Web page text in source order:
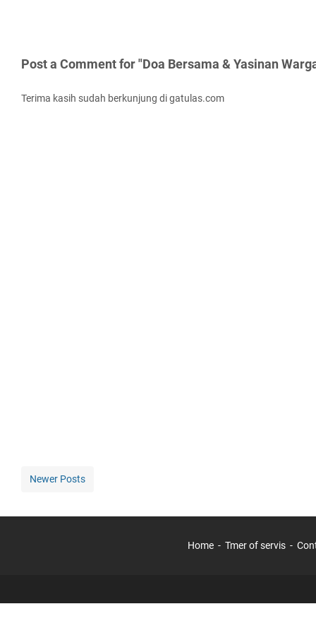
Post a Comment for "Doa Bersama & Yasinan
Terima kasih sudah berkunjung di gatulas.com
Newer Posts
Home Tmer of servis